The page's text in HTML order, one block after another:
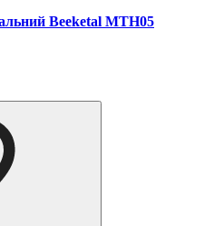
Beeketal MTH05